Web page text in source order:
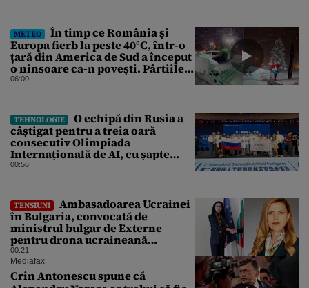
METEO
În timp ce România și
Europa fierb la peste 40°C, într-o
țară din America de Sud a început
o ninsoare ca-n povești. Pârtiile
s-au umplut de schiori
06:00
TEHNOLOGIE
O echipă din Rusia a
câștigat pentru a treia oară
consecutiv Olimpiada
Internațională de AI, cu șapte
medalii din aur și una de bronz
00:56
TENSIUNI
Ambasadoarea Ucrainei
în Bulgaria, convocată de
ministrul bulgar de Externe
pentru drona ucraineană
prăbușită în apropierea
infrastructurii critice
00:21
Mediafax
Crin Antonescu spune că